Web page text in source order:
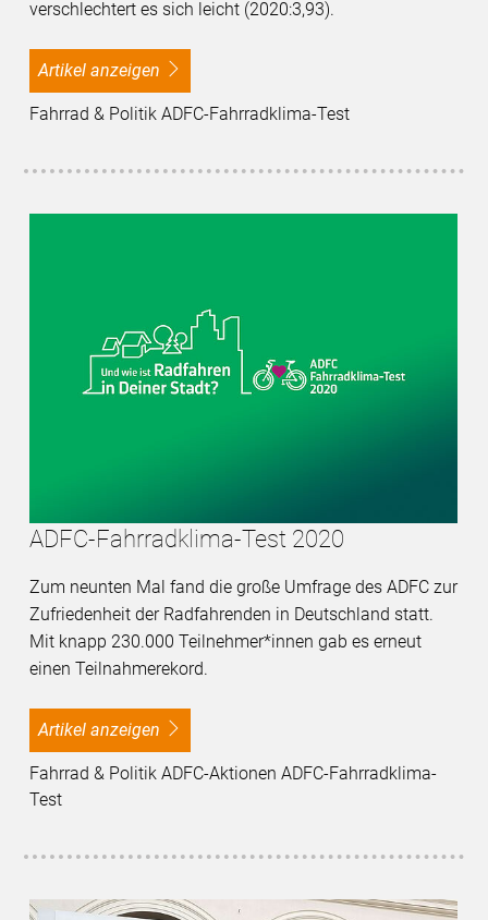
verschlechtert es sich leicht (2020:3,93).
Artikel anzeigen
Fahrrad & Politik ADFC-Fahrradklima-Test
ADFC-Fahrradklima-Test 2020
Zum neunten Mal fand die große Umfrage des ADFC zur
Zufriedenheit der Radfahrenden in Deutschland statt.
Mit knapp 230.000 Teilnehmer*innen gab es erneut
einen Teilnahmerekord.
Artikel anzeigen
Fahrrad & Politik ADFC-Aktionen ADFC-Fahrradklima-
Test